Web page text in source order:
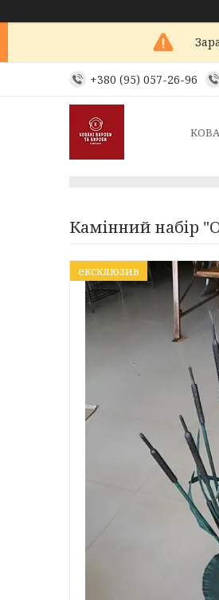
+380 (95) 057-26-96
Камінний набір
ексклюзив